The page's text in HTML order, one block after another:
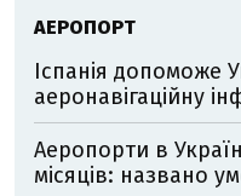
АЕРОПОРТ
Іспанія допоможе
аеронавігаційну
Аеропорти в
місяців: названо